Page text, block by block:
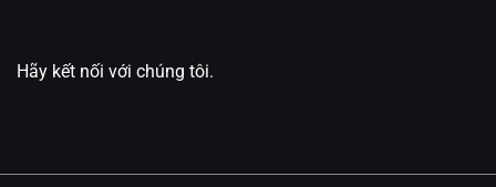
Hãy kết nối với chúng tôi.